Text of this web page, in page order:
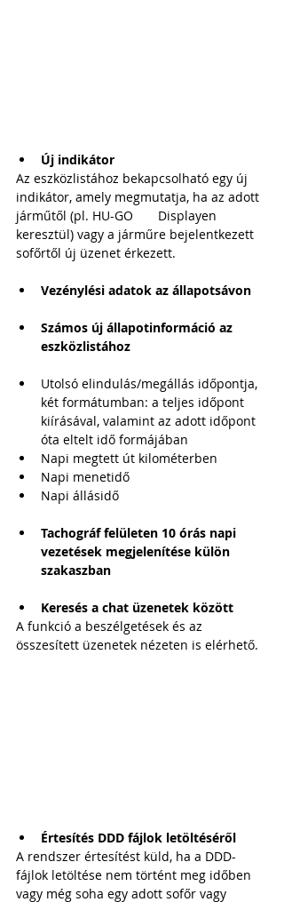
Új indikátor
Az eszközlistához bekapcsolható egy új
indikátor, amely megmutatja, ha az adott
járműtől (pl. HU-GO 	Displayen
keresztül) vagy a járműre bejelentkezett
sofőrtől új üzenet érkezett.
Vezénylési adatok az állapotsávon
Számos új állapotinformáció az
eszközlistához
Utolsó elindulás/megállás időpontja,
két formátumban: a teljes időpont
kiírásával, valamint az adott időpont
óta eltelt idő formájában
Napi megtett út kilométerben
Napi menetidő
Napi állásidő
Tachográf felületen 10 órás napi
vezetések megjelenítése külön
szakaszban
Keresés a chat üzenetek között
A funkció a beszélgetések és az
összesített üzenetek nézeten is elérhető.
Értesítés DDD fájlok letöltéséről
A rendszer értesítést küld, ha a DDD-
fájlok letöltése nem történt meg időben
vagy még soha egy adott sofőr vagy